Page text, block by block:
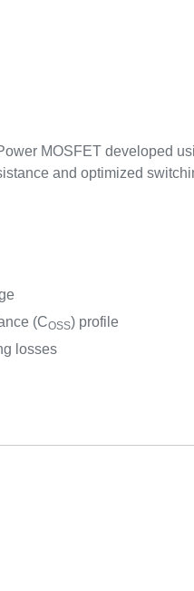
MOSFET developed
and optimized
(COSS) profile
losses